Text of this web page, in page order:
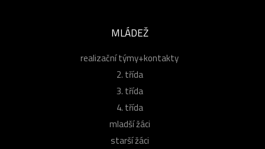
MLÁDEŽ
realizační týmy+kontakty
2. třída
3. třída
4. třída
mladší žáci
starší žáci